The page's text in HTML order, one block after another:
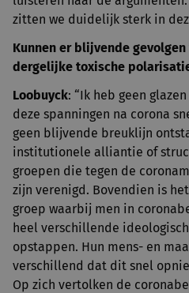
zitten we duidelijk sterk in
Kunnen er blijvende
dergelijke toxische
Loobuyck: “Ik heb geen
deze spanningen na corona
geen blijvende breuklijn
institutionele alliantie of
groepen die tegen de
zijn verenigd. Bovendien is
groep waarbij men in
heel verschillende
opstappen. Hun mens- en
verschillend dat dit snel
Op zich vertolken de